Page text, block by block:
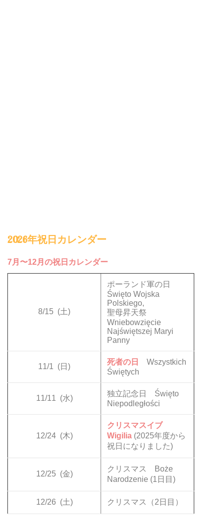
2026年祝日カレンダー
7月〜12月の祝日カレンダー
8/15 (土)
ポーランド軍の日
Święto Wojska
Polskiego,
聖母昇天祭
Wniebowzięcie
Najświętszej Maryi
Panny
11/1 (日)
死者の日
Wszystkich
Świętych
11/11 (水)
独立記念日 Święto
Niepodległości
12/24 (木)
クリスマスイブ
Wigilia (2025年度から
祝日になりました)
12/25 (金)
クリスマス Boże
Narodzenie (1日目)
12/26 (土) クリスマス（2日目）